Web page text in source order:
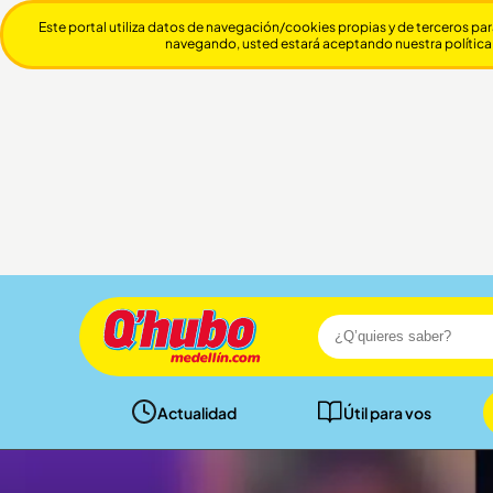
Actualidad Útil para vos
Este portal utiliza datos de navegación/cookies propias y de terceros
navegando, usted estará aceptando nuestra